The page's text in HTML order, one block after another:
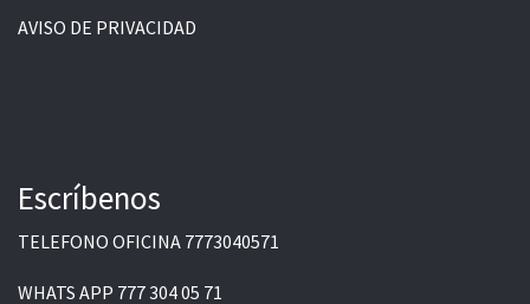
AVISO DE PRIVACIDAD
Escríbenos
TELEFONO OFICINA 7773040571
WHATS APP 777 304 05 71